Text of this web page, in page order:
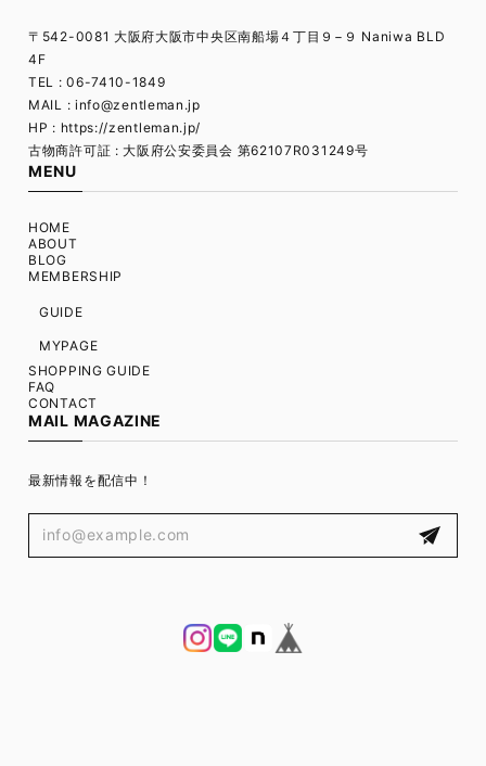
〒542-0081 大阪府大阪市中央区南船場４丁目９−９ Naniwa BLD
4F
TEL : 06-7410-1849
MAIL : info@zentleman.jp
HP : https://zentleman.jp/
古物商許可証 : 大阪府公安委員会 第62107R031249号
MENU
HOME
ABOUT
BLOG
MEMBERSHIP
GUIDE
MYPAGE
SHOPPING GUIDE
FAQ
CONTACT
MAIL MAGAZINE
最新情報を配信中！